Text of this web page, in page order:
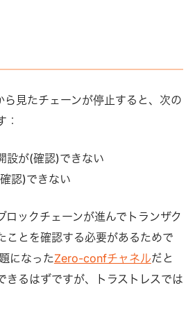
ら見たチェーンが停止すると、次の
：
設が(確認)できない
認)できない
ロックチェーンが進んでトランザク
ことを確認する必要があるためで
になったZero-confチャネルだと
きるはずですが、トラストレスでは